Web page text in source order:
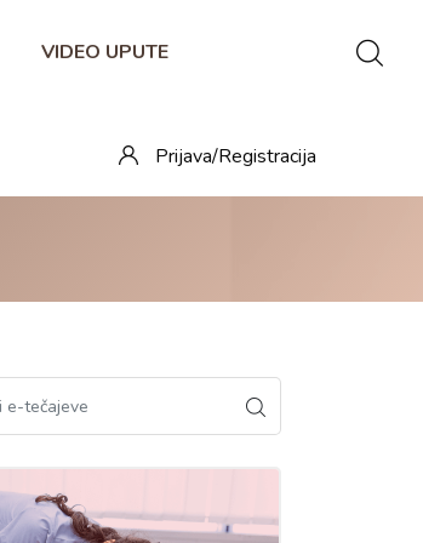
VIDEO UPUTE
Prijava/Registracija